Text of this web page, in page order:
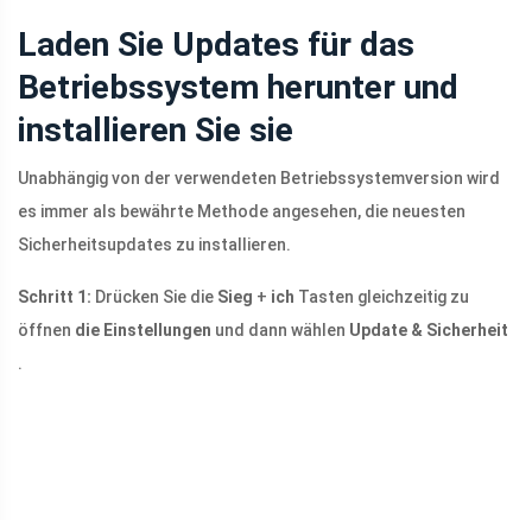
Laden Sie Updates für das
Betriebssystem herunter und
installieren Sie sie
Unabhängig von der verwendeten Betriebssystemversion wird
es immer als bewährte Methode angesehen, die neuesten
Sicherheitsupdates zu installieren.
Schritt 1: Drücken Sie die Sieg + ich Tasten gleichzeitig zu
öffnen die Einstellungen und dann wählen Update & Sicherheit
.